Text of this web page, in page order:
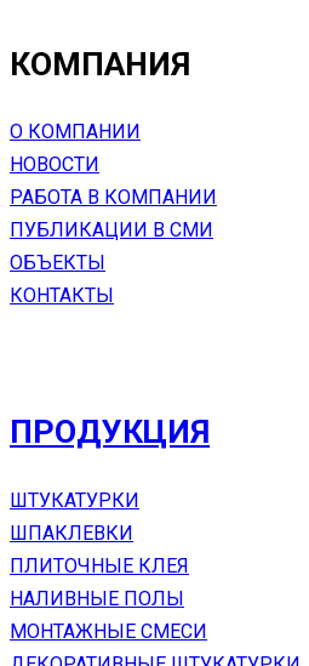
КОМПАНИЯ
О КОМПАНИИ
НОВОСТИ
РАБОТА В КОМПАНИИ
ПУБЛИКАЦИИ В СМИ
ОБЪЕКТЫ
КОНТАКТЫ
ПРОДУКЦИЯ
ШТУКАТУРКИ
ШПАКЛЕВКИ
ПЛИТОЧНЫЕ КЛЕЯ
НАЛИВНЫЕ ПОЛЫ
МОНТАЖНЫЕ СМЕСИ